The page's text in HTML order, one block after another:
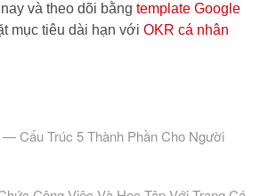
và theo dõi bằngtemplate Google
mục tiêu dài hạn vớiOKR cá nhân
Cấu Trúc 5 Thành Phần Cho Người